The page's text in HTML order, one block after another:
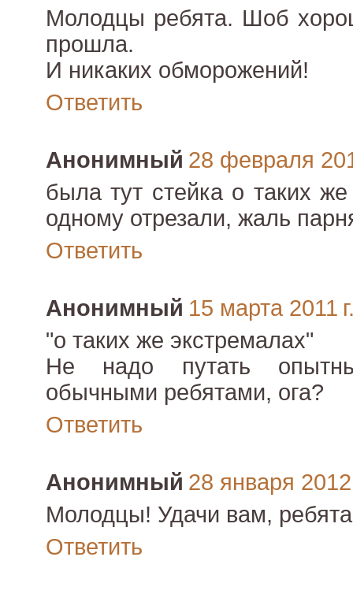
Молодцы ребята. Шоб
прошла.
И никаких обморожений!
Ответить
Анонимный 28 февраля
была тут стейка о таких
одному отрезали, жаль
Ответить
Анонимный 15 марта 2011
"о таких же экстремалах"
Не надо путать
обычными ребятами, ога?
Ответить
Анонимный 28 января
Молодцы! Удачи вам,
Ответить